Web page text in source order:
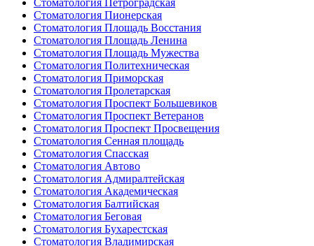
Стоматология Пионерская
Стоматология Площадь Восстания
Стоматология Площадь Ленина
Стоматология Площадь Мужества
Стоматология Политехническая
Стоматология Приморская
Стоматология Пролетарская
Стоматология Проспект Большевиков
Стоматология Проспект Ветеранов
Стоматология Проспект Просвещения
Стоматология Сенная площадь
Стоматология Спасская
Стоматология Автово
Стоматология Адмиралтейская
Стоматология Академическая
Стоматология Балтийская
Стоматология Беговая
Стоматология Бухарестская
Стоматология Владимирская